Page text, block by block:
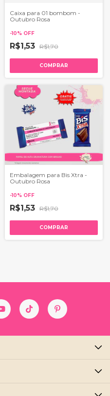
Caixa para 01 bombom -
Outubro Rosa
-10% OFF
R$1,53 R$1,70
COMPRAR
Embalagem para Bis Xtra -
Outubro Rosa
-10% OFF
R$1,53 R$1,70
COMPRAR